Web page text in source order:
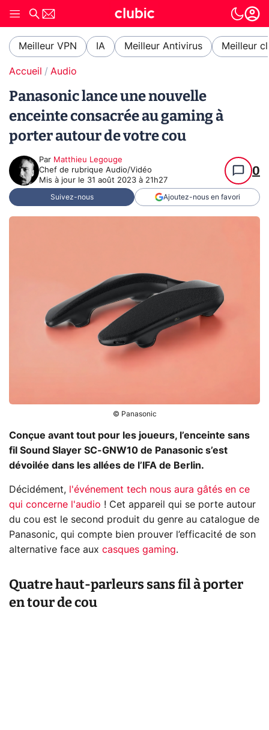
Meilleur VPN IA Meilleur Antivirus Meilleur
Accueil Audio
Panasonic lance une nouvelle
enceinte consacrée au gaming à
porter autour de votre cou
Par Matthieu Legouge
Chef de rubrique Audio/Vidéo
Mis à jour le 31 août 2023 à 21h27
0
Suivez-nous Ajoutez-nous en favori
© Panasonic
Conçue avant tout pour les joueurs, l’enceinte sans
fil Sound Slayer SC-GNW10 de Panasonic s’est
dévoilée dans les allées de l’IFA de Berlin.
Décidément,
l'événement tech nous aura gâtés en ce
qui concerne l'audio ! Cet appareil qui se porte autour
du cou est le second produit du genre au catalogue de
Panasonic, qui compte bien prouver l’efficacité de son
alternative face aux casques gaming.
Quatre haut-parleurs sans fil à porter
en tour de cou